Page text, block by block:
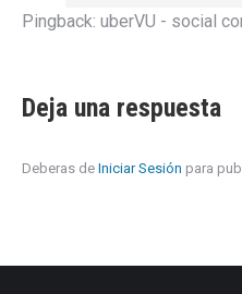
Pingback: uberVU - social
Deja una respuesta
Deberas de Iniciar Sesión para